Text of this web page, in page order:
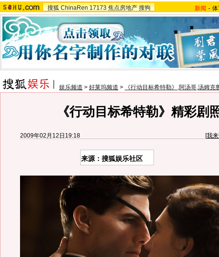
搜狐 ChinaRen 17173 焦点房地产 搜狗 新闻 -
娱乐频道 > 好莱坞频道 > 《行动目标希特勒》,阿汤哥,汤姆克
《行动目标希特勒》精彩剧
2009年02月12日19:18 [我
来源：搜狐娱乐社区